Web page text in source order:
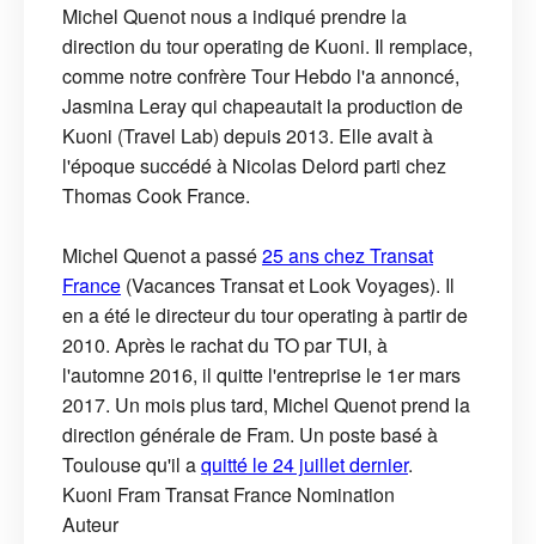
Michel Quenot nous a indiqué prendre la
direction du tour operating de Kuoni. Il remplace,
comme notre confrère Tour Hebdo l'a annoncé,
Jasmina Leray qui chapeautait la production de
Kuoni (Travel Lab) depuis 2013. Elle avait à
l'époque succédé à Nicolas Delord parti chez
Thomas Cook France.
Michel Quenot a passé25 ans chez Transat
France (Vacances Transat et Look Voyages). Il
en a été le directeur du tour operating à partir de
2010. Après le rachat du TO par TUI, à
l'automne 2016, il quitte l'entreprise le 1er mars
2017. Un mois plus tard, Michel Quenot prend la
direction générale de Fram. Un poste basé à
Toulouse qu'il aquitté le 24 juillet dernier.
Kuoni FramTransat France Nomination
Auteur